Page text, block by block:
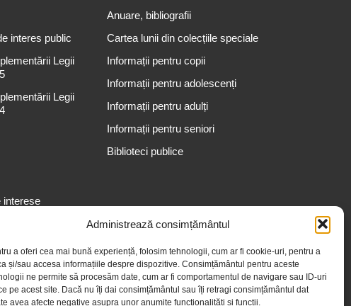
Administrează consimțământul
a oferi cea mai bună experiență, folosim tehnologii, cum ar fi cookie-uri, pentru a
și/sau accesa informațiile despre dispozitive. Consimțământul pentru aceste
ne permite să procesăm date, cum ar fi comportamentul de navigare sau ID-uri
pe acest site. Dacă nu îți dai consimțământul sau îți retragi consimțământul dat
avea afecte negative asupra unor anumite funcționalități și funcții.
interes public
Legii
Legii
interese
Anuare, bibliografii
Cartea lunii din colecțiile speciale
Informații pentru copii
Informații pentru adolescenți
Informații pentru adulți
Informații pentru seniori
Biblioteci publice